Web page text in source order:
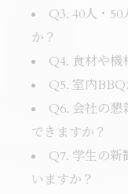
Q3. 40人・
か？
Q4. 食材や機
Q5. 室内
Q6. 会社の懇
できますか？
Q7. 学生の新
いますか？